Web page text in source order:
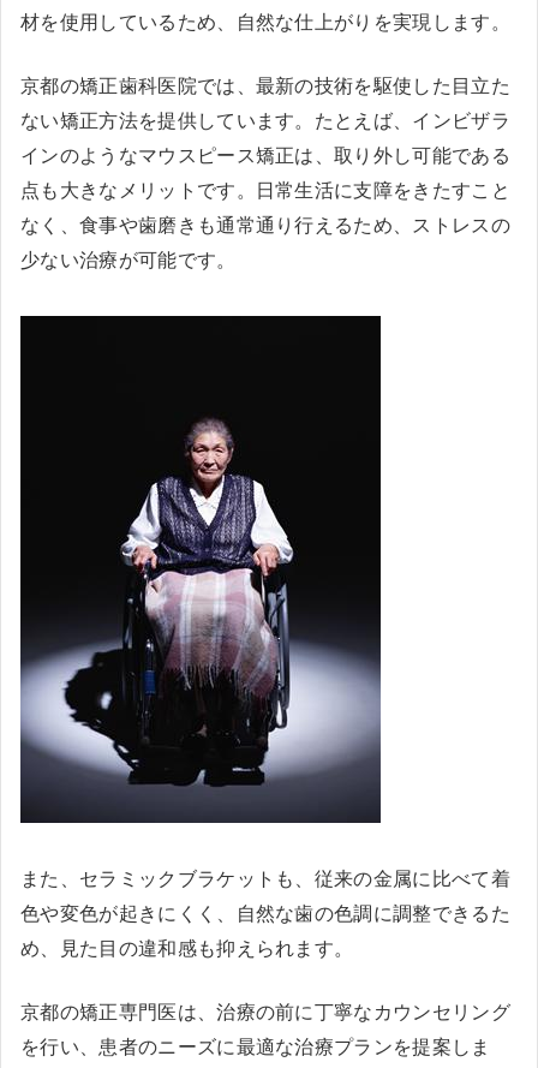
材を使用しているため、自然な仕上がりを実現します。
京都の矯正歯科医院では、最新の技術を駆使した目立た
ない矯正方法を提供しています。たとえば、インビザラ
インのようなマウスピース矯正は、取り外し可能である
点も大きなメリットです。日常生活に支障をきたすこと
なく、食事や歯磨きも通常通り行えるため、ストレスの
少ない治療が可能です。
また、セラミックブラケットも、従来の金属に比べて着
色や変色が起きにくく、自然な歯の色調に調整できるた
め、見た目の違和感も抑えられます。
京都の矯正専門医は、治療の前に丁寧なカウンセリング
を行い、患者のニーズに最適な治療プランを提案しま